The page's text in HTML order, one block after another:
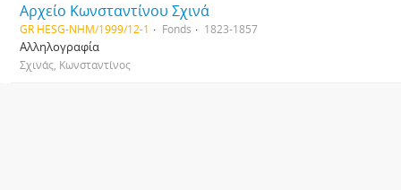
Αρχείο Κωνσταντίνου Σχινά
GR HESG-NHM/1999/12-1 Fonds 1823-1857
Αλληλογραφία
Σχινάς, Κωνσταντίνος